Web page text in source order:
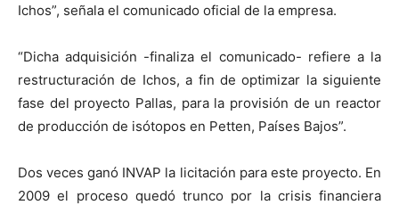
Ichos”, señala el comunicado oficial de la empresa.
“Dicha adquisición -finaliza el comunicado- refiere a la
restructuración de Ichos, a fin de optimizar la siguiente
fase del proyecto Pallas, para la provisión de un reactor
de producción de isótopos en Petten, Países Bajos”.
Dos veces ganó INVAP la licitación para este proyecto. En
2009 el proceso quedó trunco por la crisis financiera